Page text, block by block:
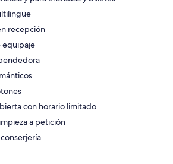
recepción
equipaje
con horario limitado
a petición